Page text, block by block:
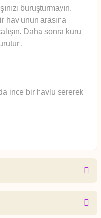
buruşturmayın.
havlunun arasına
Daha sonra kuru
ince bir havlu sererek